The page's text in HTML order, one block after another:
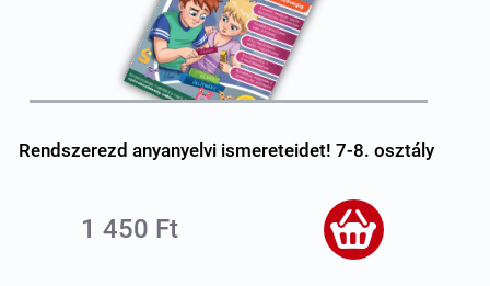
Rendszerezd anyanyelvi ismereteidet! 7-8. osztály
1 450 Ft